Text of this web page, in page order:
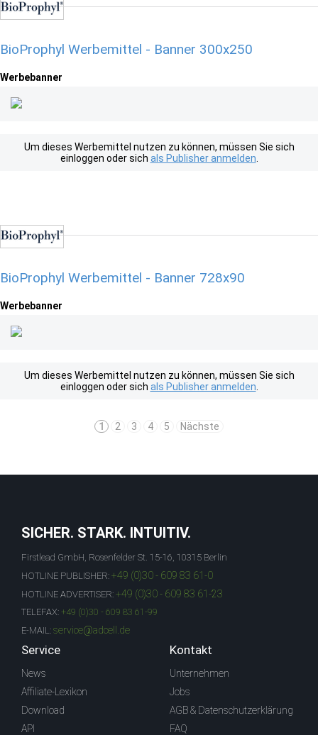
BioProphyl Werbemittel - Banner 300x250
Werbebanner
Um dieses Werbemittel nutzen zu können, müssen Sie sich
einloggen oder sich als Publisher anmelden
BioProphyl Werbemittel - Banner 728x90
Werbebanner
Um dieses Werbemittel nutzen zu können, müssen Sie sich
einloggen oder sich als Publisher anmelden
1 2 3 4 5 Nächste
SICHER. STARK. INTUITIV.
Firstlead GmbH, Rosenfelder St. 15-16, 10315 Berlin
HOTLINE PUBLISHER: +49 (0)30 - 609 83 61-0
HOTLINE ADVERTISER: +49 (0)30 - 609 83 61-23
TELEFAX: +49 (0)30 - 609 83 61-99
E-MAIL: service@adcell.de
Service
News
Affiliate-Lexikon
Download
API
Kontakt
Unternehmen
Jobs
AGB & Datenschutzerklärung
FAQ